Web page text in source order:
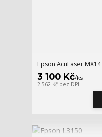
Epson AcuLaser MX14
3 100 Kč/ks
2 562 Kč bez DPH